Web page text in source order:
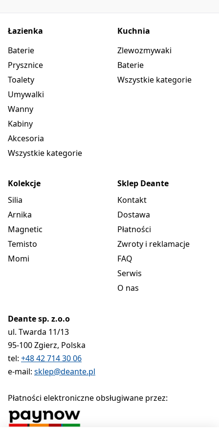
Łazienka
Baterie
Prysznice
Toalety
Umywalki
Wanny
Kabiny
Akcesoria
Wszystkie kategorie
Kuchnia
Zlewozmywaki
Baterie
Wszystkie kategorie
Kolekcje
Silia
Arnika
Magnetic
Temisto
Momi
Sklep Deante
Kontakt
Dostawa
Płatności
Zwroty i reklamacje
FAQ
Serwis
O nas
Deante sp. z.o.o
ul. Twarda 11/13
95-100 Zgierz, Polska
tel: +48 42 714 30 06
e-mail: sklep@deante.pl
Płatności elektroniczne obsługiwane przez: